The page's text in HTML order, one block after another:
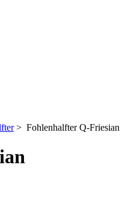
> Fohlenhalfter Q-Friesian